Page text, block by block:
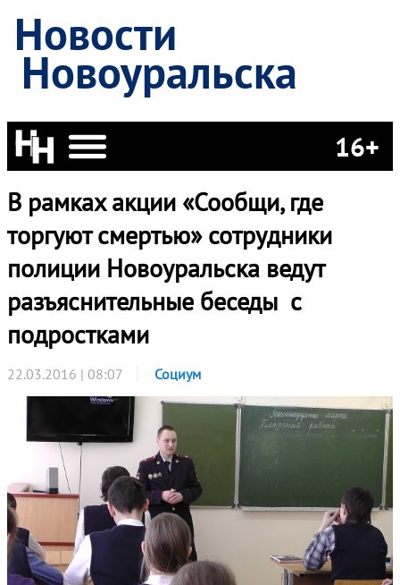
Новости
Новоуральска
16+
В рамках акции «Сообщи, где
торгуют смертью» сотрудники
полиции Новоуральска ведут
разъяснительные беседы с
подростками
22.03.2016 | 08:07 Социум